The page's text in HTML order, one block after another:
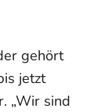
gehört
jetzt
„Wir sind